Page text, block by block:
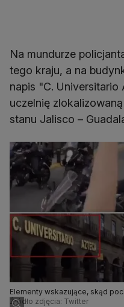
Na mundurze
tego kraju, a na
napis "C.
uczelnię
stanu Jalisco –
Elementy wskazujące, skąd
Źródło zdjęcia: Twitter